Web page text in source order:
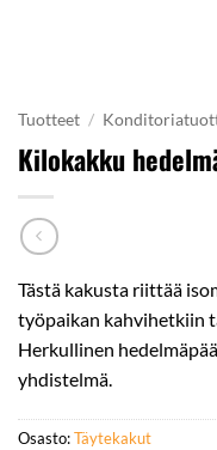
Tuotteet /
Kilokakku
Tästä kakusta riittää
työpaikan kahvihetkiin
Herkullinen
yhdistelmä.
Osasto:Täytekakut